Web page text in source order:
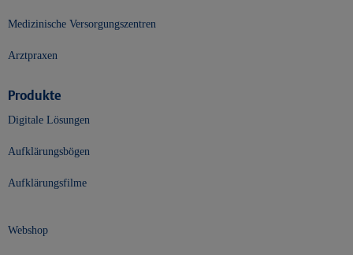
Medizinische Versorgungszentren
Arztpraxen
Produkte
Digitale Lösungen
Aufklärungsbögen
Aufklärungsfilme
Webshop